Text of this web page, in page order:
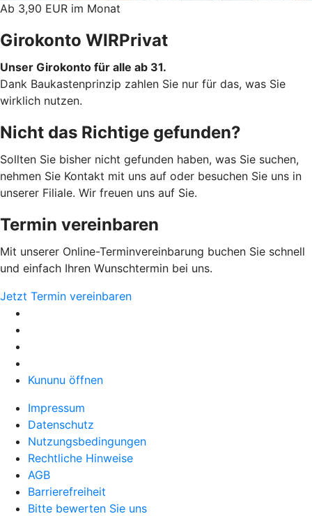
Ab 3,90 EUR im Monat
Girokonto WIRPrivat
Unser Girokonto für alle ab 31.
Dank Baukastenprinzip zahlen Sie nur für das, was Sie
wirklich nutzen.
Nicht das Richtige gefunden?
Sollten Sie bisher nicht gefunden haben, was Sie suchen,
nehmen Sie Kontakt mit uns auf oder besuchen Sie uns in
unserer Filiale. Wir freuen uns auf Sie.
Termin vereinbaren
Mit unserer Online-Terminvereinbarung buchen Sie schnell
und einfach Ihren Wunschtermin bei uns.
Jetzt Termin vereinbaren
Kununu öffnen
Impressum
Datenschutz
Nutzungsbedingungen
Rechtliche Hinweise
AGB
Barrierefreiheit
Bitte bewerten Sie uns